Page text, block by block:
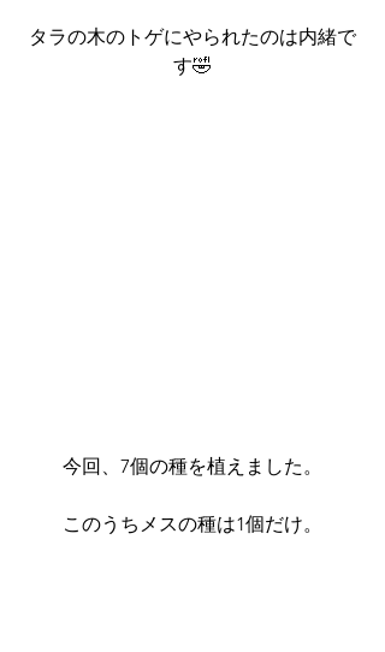
タラの木のトゲにやられたのは内緒で
す🤣
今回、7個の種を植えました。
このうちメスの種は1個だけ。